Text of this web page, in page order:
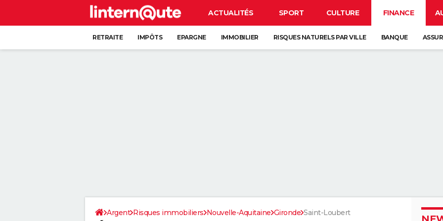
ACTUALITÉS SPORT CULTURE FINANCE
RETRAITE IMPÔTS EPARGNE IMMOBILIER RISQUES NATURELS PAR VILLE BANQUE
Argent Risques immobiliers Nouvelle-Aquitaine Gironde Saint-Loubert